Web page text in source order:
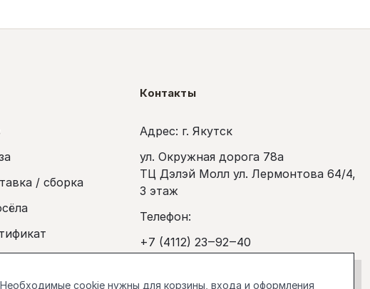
/ сборка
и покупка
Контакты
Адрес: г. Якутск
ул. Окружная дорога 78а
ТЦ Дэлэй Молл ул. Лермонтова 64/4,
3 этаж
Телефон:
+7 (4112) 23‒92‒40
Необходимые cookie нужны для корзины, входа и оформления